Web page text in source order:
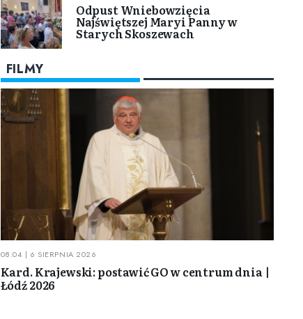
Odpust Wniebowzięcia
Najświętszej Maryi Panny w
Starych Skoszewach
FILMY
08:04 | 6 SIERPNIA 2026
Kard. Krajewski: postawić GO w centrum dnia |
Łódź 2026